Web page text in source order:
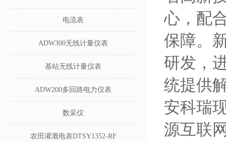
电流表
ADW300无线计量仪表
基站无线计量仪表
ADW200多回路电力仪表
数采仪
农田灌溉电表DTSY1352-RF
心，配
保障。
研发，
统提供
安科瑞
源互联